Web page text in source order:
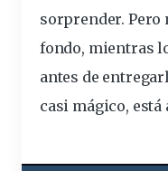
sorprender. Pero
fondo, mientras
antes de
casi mágico, está